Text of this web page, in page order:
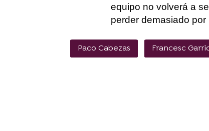
equipo no volverá a
perder demasiado
Paco Cabezas Francesc